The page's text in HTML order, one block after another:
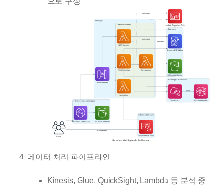
데이터 처리 파이프라인
Kinesis, Glue, QuickSight, Lambda 등 분석 중